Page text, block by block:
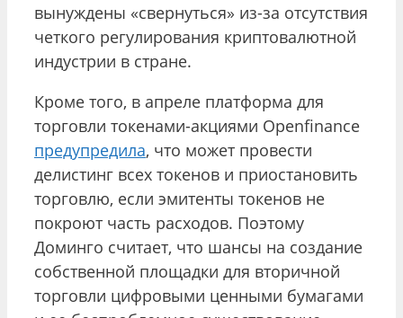
вынуждены «свернуться» из-за отсутствия
четкого регулирования криптовалютной
индустрии в стране.
Кроме того, в апреле платформа для
торговли токенами-акциями Openfinance
предупредила, что может провести
делистинг всех токенов и приостановить
торговлю, если эмитенты токенов не
покроют часть расходов. Поэтому
Доминго считает, что шансы на создание
собственной площадки для вторичной
торговли цифровыми ценными бумагами